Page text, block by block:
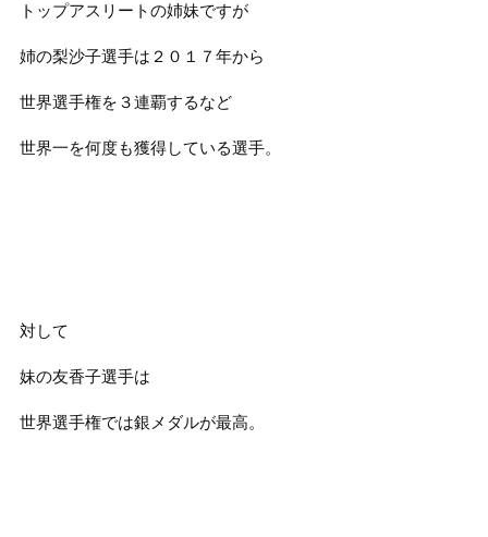
トップアスリートの姉妹ですが
姉の梨沙子選手は２０１７年から
世界選手権を３連覇するなど
世界一を何度も獲得している選手。
対して
妹の友香子選手は
世界選手権では銀メダルが最高。